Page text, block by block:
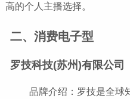
高的个人主播选择。
二、消费电子型
罗技科技(苏州)有限公司
品牌介绍：罗技是全球